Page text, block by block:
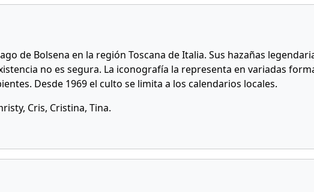
de Bolsena en la región Toscana de Italia. Sus hazañas
no es segura. La iconografía la representa en variadas
Desde 1969 el culto se limita a los calendarios locales.
Cris, Cristina, Tina.